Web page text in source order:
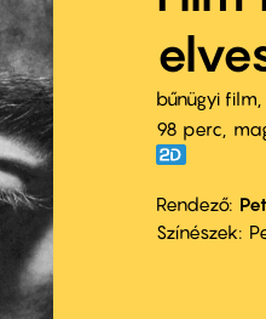
bűnügyi film
98 perc,
Rendező
Színészek